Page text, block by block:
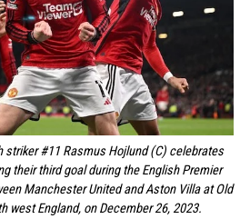
striker #11 Rasmus Hojlund (C) celebrates
their third goal during the English Premier
Manchester United and Aston Villa at Old
west England, on December 26, 2023.